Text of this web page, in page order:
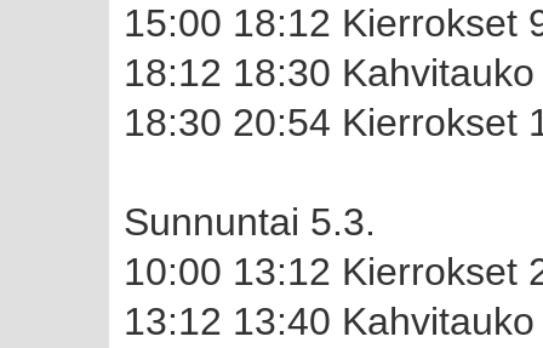
15:00 18:12 Kierrokset
18:12 18:30 Kahvitauko
18:30 20:54 Kierrokset
Sunnuntai 5.3.
10:00 13:12 Kierrokset
13:12 13:40 Kahvitauko